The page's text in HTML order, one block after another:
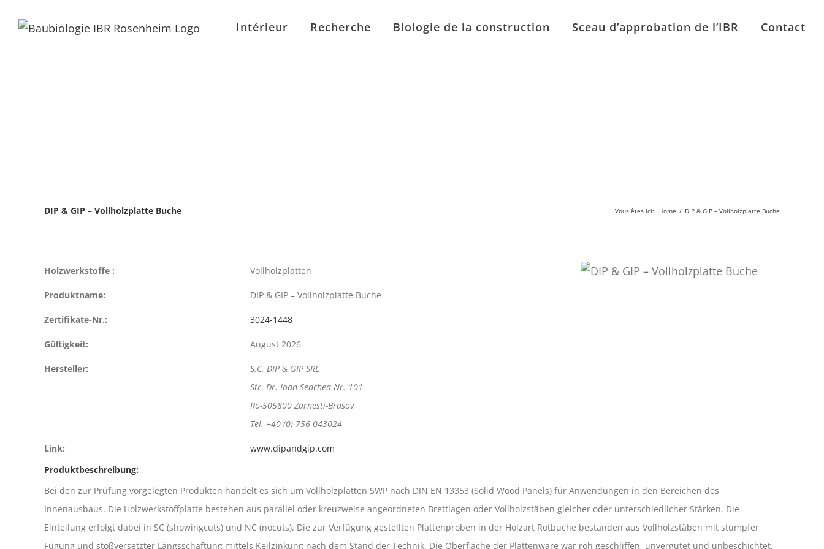
Intérieur Recherche Biologie de la construction Sceau d’approbation de l’IBR Contact
DIP & GIP – Vollholzplatte Buche Vous êtes ici:: Home / DIP & GIP – Vollholzplatte Buche
Holzwerkstoffe : Vollholzplatten
Produktname: DIP & GIP – Vollholzplatte Buche
Zertifikate-Nr.: 3024-1448
Gültigkeit: August 2026
Hersteller:
S.C. DIP & GIP SRL
Str. Dr. Ioan Senchea Nr. 101
Ro-505800 Zarnesti-Brasov
Tel. +40 (0) 756 043024
Link:
www.dipandgip.com
Produktbeschreibung:
Bei den zur Prüfung vorgelegten Produkten handelt es sich um Vollholzplatten SWP nach DIN EN 13353 (Solid Wood Panels) für Anwendungen in den Bereichen des
Innenausbaus. Die Holzwerkstoffplatte bestehen aus parallel oder kreuzweise angeordneten Brettlagen oder Vollholzstäben gleicher oder unterschiedlicher Stärken. Die
Einteilung erfolgt dabei in SC (showingcuts) und NC (nocuts). Die zur Verfügung gestellten Plattenproben in der Holzart Rotbuche bestanden aus Vollholzstäben mit stumpfer
Fügung und stoßversetzter Längsschäftung mittels Keilzinkung nach dem Stand der Technik. Die Oberfläche der Plattenware war roh geschliffen, unvergütet und unbeschichtet.